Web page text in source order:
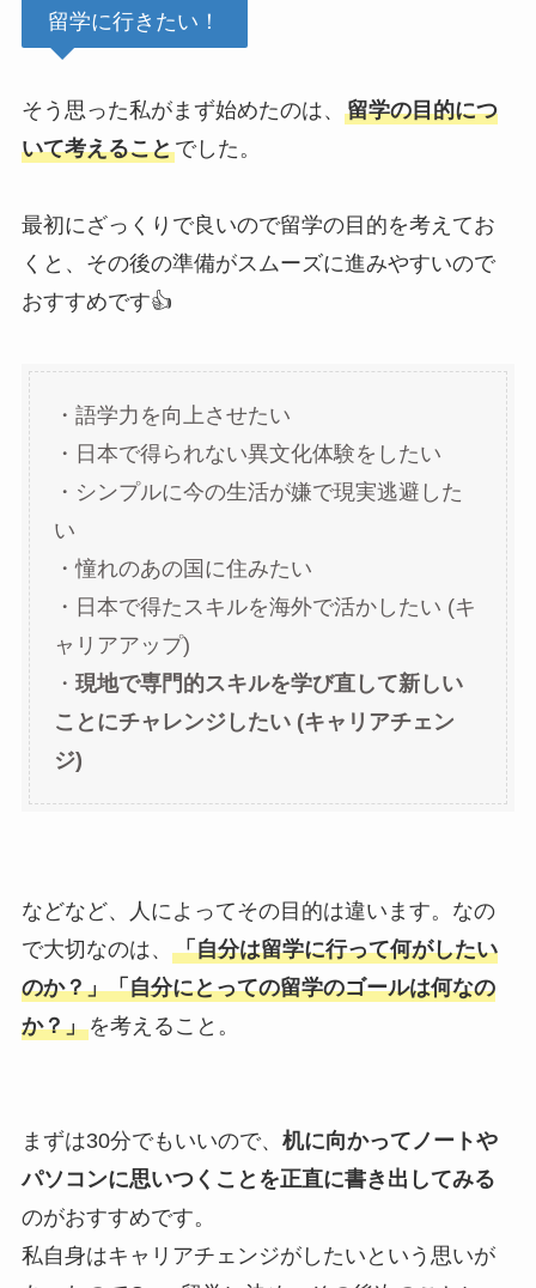
留学に行きたい！
そう思った私がまず始めたのは、 留学の目的につ
いて考えることでした。
最初にざっくりで良いので留学の目的を考えてお
くと、その後の準備がスムーズに進みやすいので
おすすめです👍
・語学力を向上させたい
・日本で得られない異文化体験をしたい
・シンプルに今の生活が嫌で現実逃避した
い
・憧れのあの国に住みたい
・日本で得たスキルを海外で活かしたい (キ
ャリアアップ)
・ 現地で専門的スキルを学び直して新しい
ことにチャレンジしたい (キャリアチェン
ジ)
などなど、人によってその目的は違います。なの
で大切なのは、 「自分は留学に行って何がしたい
のか？」「自分にとっての留学のゴールは何なの
か？」を考えること。
まずは30分でもいいので、 机に向かってノートや
パソコンに思いつくことを正直に書き出してみる
のがおすすめです。
私自身はキャリアチェンジがしたいという思いが